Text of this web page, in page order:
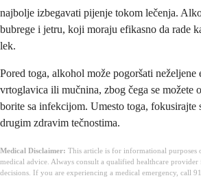
najbolje izbegavati pijenje tokom lečenja.
bubrege i jetru, koji moraju efikasno da rade
lek.
Pored toga, alkohol može pogoršati neželjene
vrtoglavica ili mučnina, zbog čega se možete
borite sa infekcijom. Umesto toga, fokusirajte
drugim zdravim tečnostima.
Medical Disclaimer: This article is for informational purposes
medical advice. Always consult a qualified healthcare provider
decisions. If you are experiencing a medical emergency, call